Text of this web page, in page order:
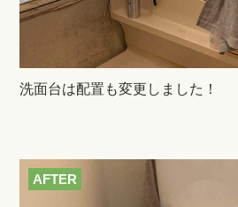
洗面台は配置も変更しました！
AFTER